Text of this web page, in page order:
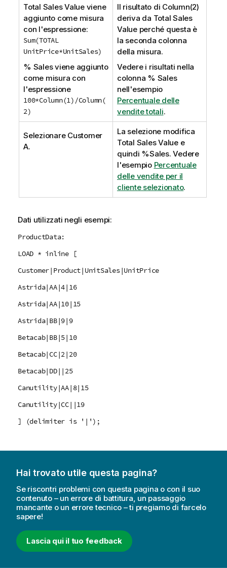
Total Sales Valueviene
aggiunto come misura
con l'espressione:
Sum(TOTAL
UnitPrice*UnitSales)
% Salesviene aggiunto
come misura con
l'espressione
100*Column(1)/Column(
2)
Il risultato di Column(2)
deriva da Total Sales
Valueperché questa è
la seconda colonna
della misura.
Vedere i risultati nella
colonna % Sales
nell'esempio
Percentuale delle
vendite totali.
Selezionare Customer
A.
La selezione modifica
Total Sales Valuee
quindi %Sales. Vedere
l'esempio Percentuale
delle vendite per il
cliente selezionato.
Dati utilizzati negli esempi:
ProductData:
LOAD * inline [
Customer|Product|UnitSales|UnitPrice
Astrida|AA|4|16
Astrida|AA|10|15
Astrida|BB|9|9
Betacab|BB|5|10
Betacab|CC|2|20
Betacab|DD||25
Canutility|AA|8|15
Canutility|CC||19
] (delimiter is '|');
Hai trovato utile questa pagina?
Se riscontri problemi con questa pagina o con il suo
contenuto – un errore di battitura, un passaggio
mancante o un errore tecnico – ti pregiamo di farcelo
sapere!
Lascia qui il tuo feedback